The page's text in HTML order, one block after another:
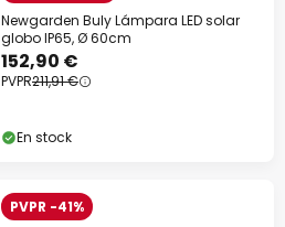
Newgarden Buly Lámpara LED solar
globo IP65, Ø 60cm
152,90 €
PVPR211,91 €
En stock
PVPR -41%